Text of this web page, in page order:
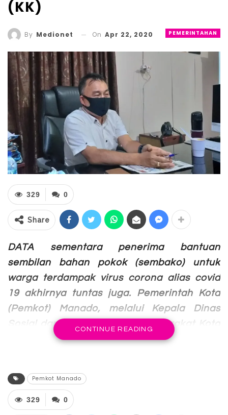
(KK)
PEMERINTAHAN
By Medionet On Apr 22, 2020
0
329
Share
DATA sementara penerima bantuan
sembilan bahan pokok (sembako) untuk
warga terdampak virus corona alias covid
19 akhirnya tuntas juga. Pemerintah Kota
(Pemkot) Manado, melalui Kepala Dinas
Sosial dan Pemberdayaan Masyarakat Kota
Manado, Sammy Kaawoan memastikan
Sammy mengatakan bahwa pendataan dari
11 kecamatan yang ada di Kota Manado
CONTINUE READING
Pemkot Manado
0
329